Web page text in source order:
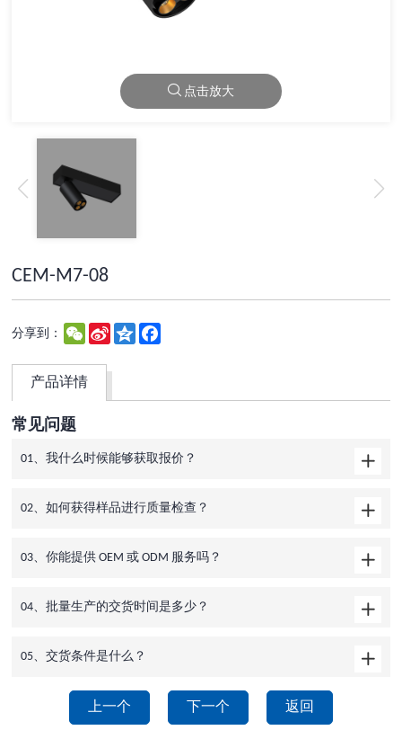
点击放大
CEM-M7-08
分享到： WeChatSina
Weibo
Qzone
产品详情
常见问题
01、我什么时候能够获取报价？
02、如何获得样品进行质量检查？
03、你能提供 OEM 或 ODM 服务吗？
04、批量生产的交货时间是多少？
05、交货条件是什么？
上一个 下一个 返回